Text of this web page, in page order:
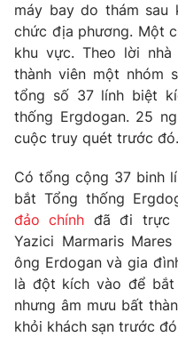
Góc doanh nghiệp
Truyền hình
Phim VTV
Hậu trường
Nhân vật
Giải sao mai
Giải trí
Điện ảnh
Âm nhạc
Sao
Đời sống
Làm đẹp
Chất lượng cuộc sống
Giáo dục
Tuyển sinh
Học trực tuyến
Công nghệ
Hitech Công nghệ
Sản phẩm
Thị trường
Giao lưu trực tuyến
Lịch phát sóng
máy bay do thám
chức địa phương. Một
khu vực. Theo lời
thành viên một nhóm
tổng số 37 lính biệt
thống Ergdogan. 25
cuộc truy quét trước đó.
Có tổng cộng 37 binh
bắt Tổng thống
đảo chính đã đi trực
Yazici Marmaris
ông Erdogan và gia
là đột kích vào để
nhưng âm mưu bất
khỏi khách sạn trước